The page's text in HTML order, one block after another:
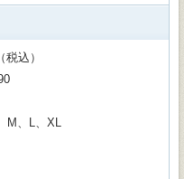
税込）
M、L、XL